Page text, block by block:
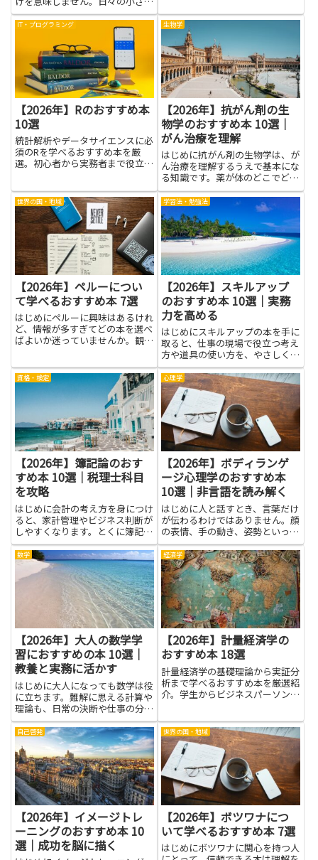
選択や好奇心を満たす、つみ重ね
の暮らし方を指します。この視点
を持つと、読書が特別な作業では
なく、日常の一部になると感じら
れます。まず大切なのは、身の
回...
IT・プログラミング
【2026年】Rのおすすめ本
10選
統計解析やデータサイエンスに必
須のRを学べるおすすめ本を厳
選。初心者から実務者まで役立つ
生物学
【2026年】抗がん剤の生
物学のおすすめ本 10選｜
がん治療を理解
はじめに抗がん剤の生物学は、が
ん治療を理解するうえで基本にな
る知識です。薬が体のどこでどう
働くのか、細胞のしくみや反応の
流れを知ると、治療の目的や副作
用の理由が見えてきます。専門用
語が多く感じる場面もあります
が、身近な例で考えると理解は進
み...
世界の国・地域
【2026年】ペルーについ
て学べるおすすめ本 7選
はじめにペルーに興味はあるけれ
ど、情報が多すぎてどの本を選べ
ばよいか迷っていませんか。観光
人、先住民の文化や社会問題に理
解を深めたい人、あるいは郷土料
理やスペイン語の基礎を身につ
け...
学習法・勉強法
【2026年】スキルアップ
のおすすめ本 10選｜実務
力を高める
はじめにスキルアップの本を手に
取ると、仕事の現場で役立つ考え
方や道具の使い方を、やさしく学
べます。読書は新しいアイデアを
受け入れる土台を作り、困ったと
きのヒントを増やしてくれます。
実務で使える基本を丁寧に解説し
た本は、手順を覚えやすく、迷
い...
資格・検定
【2026年】簿記論のおす
すめ本 10選｜税理士科目
を攻略
はじめに会計の考え方を身につけ
ると、家計管理やビジネス判断が
しやすくなります。とくに簿記論
は数字の流れをつかむ基礎です。
この記事では、その基礎をしっか
りと押さえつつ、税理士科目を攻
略する道を手助けしてくれる本を
紹介します。難しく感じる用語
心理学
【2026年】ボディランゲ
ージ心理学のおすすめ本
10選｜非言語を読み解く
はじめに人と話すとき、言葉だけ
が伝わるわけではありません。顔
の表情、手の動き、姿勢といった
非言語のサインが、相手の気持ち
を読み解く手掛かりになります。
ボディランゲージ心理学は、こう
したサインを観察し、意味を理解
する力を育てる学問です。学ぶ
と...
数学
【2026年】大人の数学学
習におすすめの本 10選｜
教養と実務に活かす
はじめに大人になっても数学は役
に立ちます。難解に思える計算や
理論も、日常の決断や仕事の分析
に応用できます。本を選ぶ意味
は、基本的な考え方を身につけ、
問題を整理するスキルを育てるこ
とです。数学を学ぶことで、デー
タを読み解く力、論理的な思考、
仮...
経済学
【2026年】計量経済学の
おすすめ本 18選
計量経済学の基礎理論から実証分
析まで学べるおすすめ本を厳選紹
介。学生からビジネスパーソンま
自己啓発
【2026年】イメージトレ
ーニングのおすすめ本 10
選｜成功を脳に描く
世界の国・地域
【2026年】ボツワナにつ
いて学べるおすすめ本 7選
はじめにボツワナに関心を持つ人